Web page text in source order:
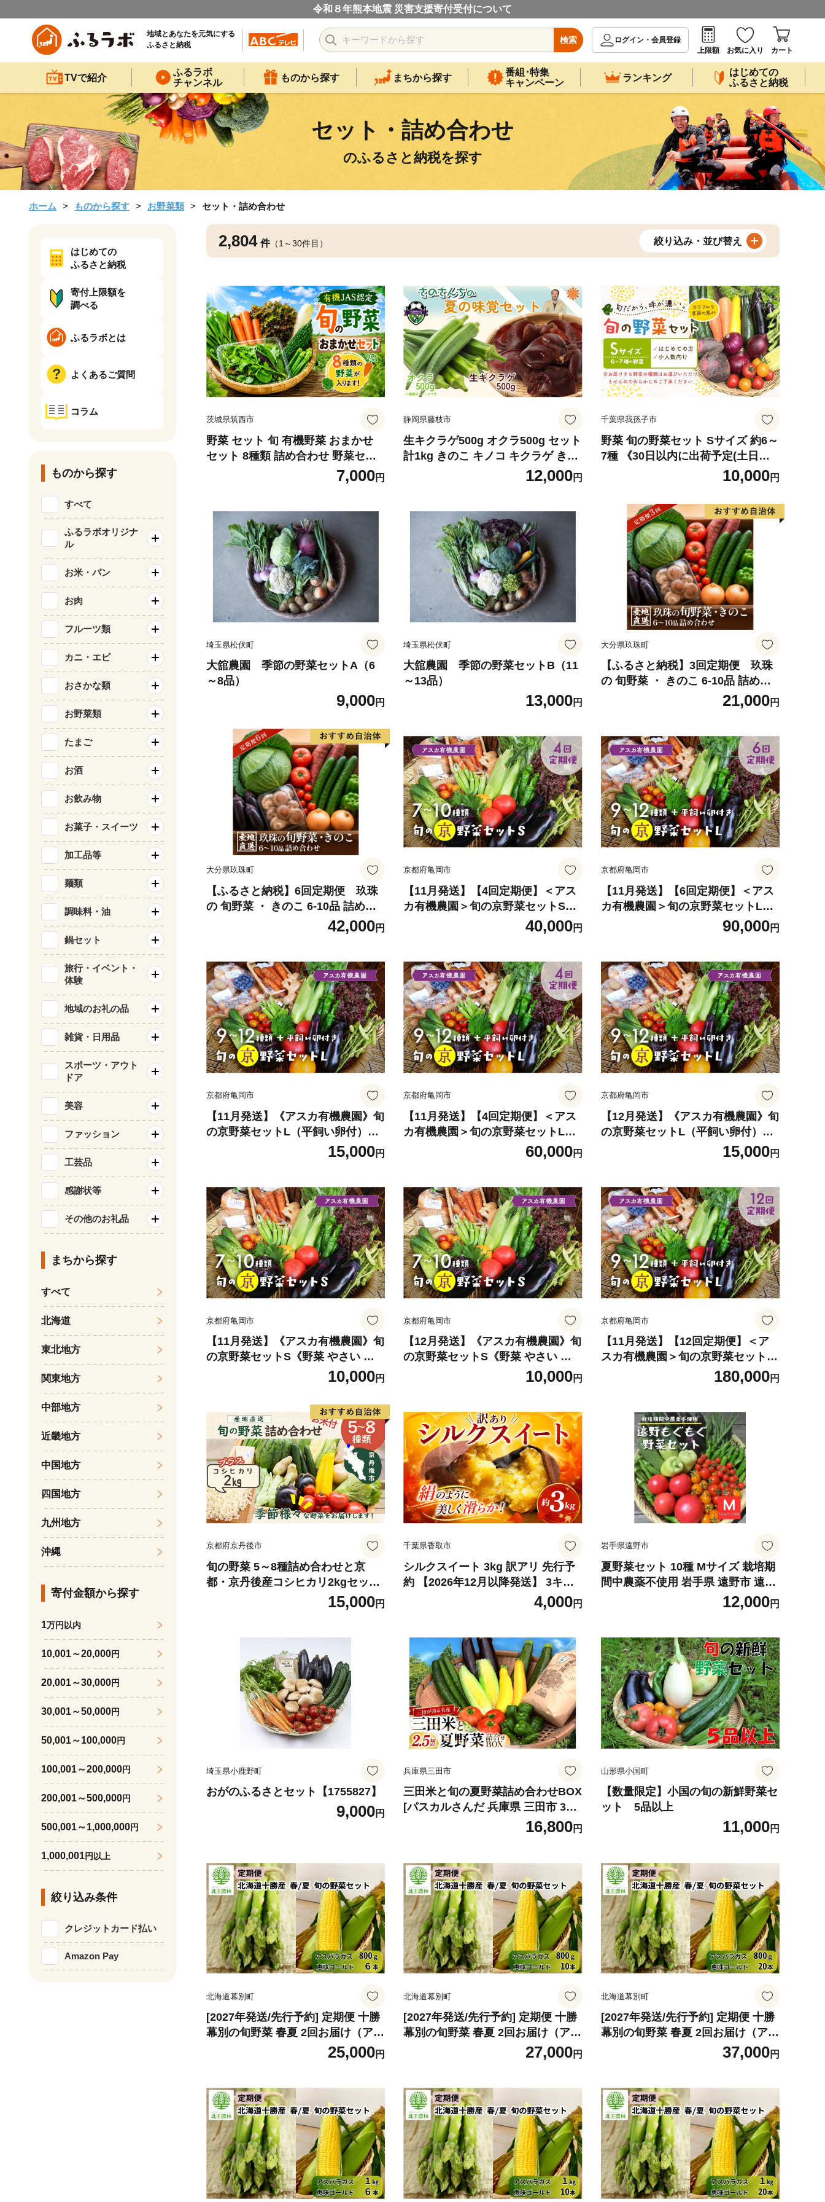
令和８年熊本地震 災害支援寄付受付について
地域とあなたを元気にする
ふるさと納税
検索
ログイン・会員登録
上限額
お気に入り カート
TVで紹介
ふるラボ
チャンネル
ものから探す まちから探す
番組･特集
キャンペーン
ランキング
はじめての
ふるさと納税
セット・詰め合わせ
のふるさと納税を探す
ホーム ものから探す お野菜類 セット・詰め合わせ
2,804 件（1～30件目） 絞り込み・並び替え
茨城県筑西市
野菜 セット 旬 有機野菜 おまかせ
セット 8種類 詰め合わせ 野菜セッ
ト やさい ベビーリーフ レタス にん
じん ねぎ 小松菜 ほうれん草 野菜ス
旬の野菜セット 7000円 新鮮 茨城県
筑西
7,000円
静岡県藤枝市
生キクラゲ500g オクラ500g セット
計1kg きのこ キノコ キクラゲ きく
らげ おくら 野菜 生きくらげ やさい
さのさんち JGAP認証農場 国産 調
岡県 藤枝市
12,000円
千葉県我孫子市
野菜 旬の野菜セット Sサイズ 約6～
7種 《30日以内に出荷予定(土日祝
除く)》 ベジLIFE!! 【配送不可地域
あり】（沖縄・離島） 季節の野菜
料理 甘い 採れたて トマト 新玉ねぎ
じゃがいも キャベツ 白菜 ベジライ
フ 千葉県 我孫子市
10,000円
埼玉県松伏町
大舘農園 季節の野菜セットA（6
～8品）
9,000円
埼玉県松伏町
大舘農園 季節の野菜セットB（11
～13品）
13,000円
大分県玖珠町
【ふるさと納税】3回定期便 玖珠
の 旬野菜 ・ きのこ 6-10品 詰め合
旬 定期便 冷蔵 産地直送 新鮮 お取
21,000円
大分県玖珠町
【ふるさと納税】6回定期便 玖珠
の 旬野菜 ・ きのこ 6-10品 詰め合
旬 定期便 冷蔵 産地直送 新鮮 お取
42,000円
京都府亀岡市
【11月発送】【4回定期便】＜アス
カ有機農園＞旬の京野菜セットS＊
毎月お届け全4回《定期便 野菜 やさ
い セット 新鮮 詰合せ 旬 野菜定期
菜 旬の野菜 新鮮野菜 有機野菜 無農
薬野菜 野菜定期便 野菜 定期便 やさ
い 定期便 野菜セット やさいセット
春野菜 夏野菜 秋野菜 冬野菜 旬 4ヶ
月 京野菜定期便 有機野菜定期便 旬
野菜定期便 無農薬野菜定期便》
40,000円
京都府亀岡市
【11月発送】【6回定期便】＜アス
カ有機農園＞旬の京野菜セットL
（平飼い卵付）＊毎月お届け全6回
《定期便 野菜 やさい セット 新鮮
せ 野菜セット 京野菜 旬の野菜 新鮮
野菜 有機野菜 無農薬野菜 野菜定期
便 野菜 定期便 やさい 定期便 野菜
セット やさいセット 春野菜 夏野菜
秋野菜 冬野菜 旬 ケージフリー 卵
たまご タマゴ 玉子 6ヶ月》
90,000円
京都府亀岡市
【11月発送】《アスカ有機農園》旬
の京野菜セットL（平飼い卵付）
《野菜 やさい セット 新鮮 詰合せ
旬 野菜 野菜詰め合わせ 野菜セット
無農薬野菜 やさい 野菜セット やさ
いセット 春野菜 夏野菜 秋野菜 冬野
菜 旬 ケージフリー 卵 たまご タマ
ゴ 玉子 京野菜野菜セット 旬野菜セ
ット 有機野菜野菜セット 無農薬野
菜野菜セット 平飼い卵野菜セッ
ト》
15,000円
京都府亀岡市
【11月発送】【4回定期便】＜アス
カ有機農園＞旬の京野菜セットL
（平飼い卵付）＊毎月お届け全4回
《定期便 野菜 やさい セット 新鮮
せ 野菜セット 京野菜 旬の野菜 新鮮
野菜 有機野菜 無農薬野菜 野菜定期
便 野菜 定期便 やさい 定期便 野菜
セット やさいセット 春野菜 夏野菜
秋野菜 冬野菜 旬 ケージフリー 卵
たまご タマゴ 玉子 4ヶ月》
60,000円
京都府亀岡市
【12月発送】《アスカ有機農園》旬
の京野菜セットL（平飼い卵付）
《野菜 やさい セット 新鮮 詰合せ
旬 野菜 野菜詰め合わせ 野菜セット
無農薬野菜 やさい 野菜セット やさ
いセット 春野菜 夏野菜 秋野菜 冬野
菜 旬 ケージフリー 卵 たまご タマ
ゴ 玉子 京野菜野菜セット 旬野菜セ
ット 有機野菜野菜セット 無農薬野
菜野菜セット 平飼い卵野菜セッ
ト》
15,000円
京都府亀岡市
【11月発送】《アスカ有機農園》旬
の京野菜セットS《野菜 やさい セ
ット 新鮮 詰合せ 旬 野菜定期便 野
菜詰め合わせ 野菜セット 京野菜 旬
の野菜 新鮮野菜 有機野菜 無農薬野
菜 やさい 野菜セット やさいセット
春野菜 夏野菜 秋野菜 冬野菜 旬 京
野菜野菜セット 旬野菜セット 有機
野菜野菜セット 無農薬野菜野菜セ
ット 春野菜野菜セット 夏野菜野菜
セット 秋野菜野菜セット 冬野菜野
菜セット》
10,000円
京都府亀岡市
【12月発送】《アスカ有機農園》旬
の京野菜セットS《野菜 やさい セ
ット 新鮮 詰合せ 旬 野菜定期便 野
菜詰め合わせ 野菜セット 京野菜 旬
菜 やさい 野菜セット やさいセット
春野菜 夏野菜 秋野菜 冬野菜 旬 京
野菜野菜セット 旬野菜セット 有機
野菜野菜セット 無農薬野菜野菜セ
ット 春野菜野菜セット 夏野菜野菜
セット 秋野菜野菜セット 冬野菜野
菜セット》
10,000円
京都府亀岡市
【11月発送】【12回定期便】＜ア
スカ有機農園＞旬の京野菜セットL
（平飼い卵付）＊毎月お届け全12回
《定期便 野菜 やさい セット 新鮮
せ 野菜セット 京野菜 旬の野菜 新鮮
野菜 有機野菜 無農薬野菜 野菜定期
便 野菜 定期便 やさい 定期便 野菜
セット やさいセット 春野菜 夏野菜
秋野菜 冬野菜 旬 ケージフリー 卵
たまご タマゴ 玉子 12ヶ月》
180,000円
京都府京丹後市
旬の野菜 5～8種詰め合わせと京
都・京丹後産コシヒカリ2kgセット
国産 新鮮 お試し おまかせ お楽し
み 京野菜 朝採れ 季節の野菜 食
15,000円
千葉県香取市
シルクスイート 3kg 訳アリ 先行予
約 【2026年12月以降発送】 3キロ
しるくすいーと さつまいも サツマ
イモ 芋 熟成 焼き芋 に おすすめ 産
農園 千葉県 香取市 SIN001
4,000円
岩手県遠野市
夏野菜セット 10種 Mサイズ 栽培期
間中農薬不使用 岩手県 遠野市 遠野
もぐもぐカントリー【1634884】
12,000円
埼玉県小鹿野町
おがのふるさとセット【1755827】
9,000円
兵庫県三田市
三田米と旬の夏野菜詰め合わせBOX
[パスカルさんだ 兵庫県 三田市 3d2
8bae660051] 三田米 米 新米 白米
今摺米 野菜 野菜詰め合わせ 野菜セ
ル便 詰め合わせ 冷蔵 期間限定 数量
限定
16,800円
山形県小国町
【数量限定】小国の旬の新鮮野菜セ
ット 5品以上
11,000円
北海道幕別町
[2027年発送/先行予約] 定期便 十勝
幕別の旬野菜 春夏 2回お届け（アス
パラガス 800g・とうもろこし 6
本） [北王農林] 【 アスパラ アスパ
ド とうもろこし とうきび コーン 野
菜 甘い 北海道 十勝 幕別 】[№5749
-2045]
25,000円
北海道幕別町
[2027年発送/先行予約] 定期便 十勝
幕別の旬野菜 春夏 2回お届け（アス
パラガス 800g・とうもろこし 10
本） [北王農林] 【 アスパラ アスパ
ド とうもろこし とうきび コーン 野
菜 甘い 北海道 十勝 幕別 】[№5749
-2046]
27,000円
北海道幕別町
[2027年発送/先行予約] 定期便 十勝
幕別の旬野菜 春夏 2回お届け（アス
パラガス 800g・とうもろこし 20
本） [北王農林] 【 アスパラ アスパ
ド とうもろこし とうきび コーン 野
菜 甘い 北海道 十勝 幕別 】[№5749
-2047]
37,000円
はじめての
ふるさと納税
寄付上限額を
調べる
ふるラボとは
よくあるご質問
コラム
ものから探す
すべて
ふるラボオリジナ
ル
お米・パン
お肉
フルーツ類
カニ・エビ
おさかな類
お野菜類
たまご
お酒
お飲み物
お菓子・スイーツ
加工品等
麺類
調味料・油
鍋セット
旅行・イベント・
体験
地域のお礼の品
雑貨・日用品
スポーツ・アウト
ドア
美容
ファッション
工芸品
感謝状等
その他のお礼品
まちから探す
すべて
北海道
東北地方
関東地方
中部地方
近畿地方
中国地方
四国地方
九州地方
沖縄
寄付金額から探す
1万円以内
10,001～20,000円
20,001～30,000円
30,001～50,000円
50,001～100,000円
100,001～200,000円
200,001～500,000円
500,001～1,000,000円
1,000,001円以上
絞り込み条件
クレジットカード払い
Amazon Pay